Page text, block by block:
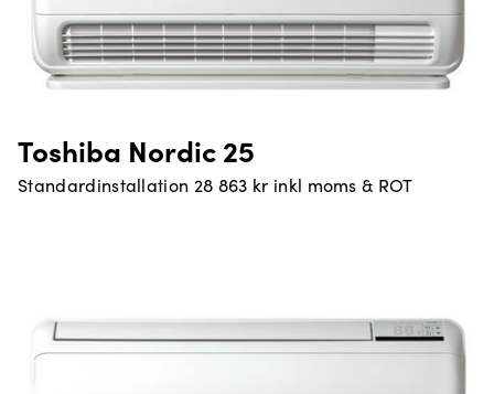
Toshiba Nordic 25
Standardinstallation 28 863 kr inkl moms & ROT